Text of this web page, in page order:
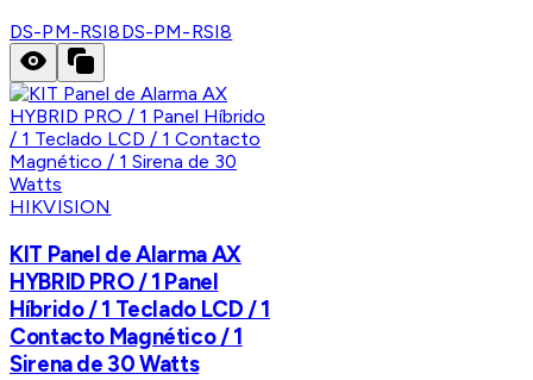
DS-PM-RSI8DS-PM-RSI8
HIKVISION
KIT Panel de Alarma AX
HYBRID PRO / 1 Panel
Híbrido / 1 Teclado LCD / 1
Contacto Magnético / 1
Sirena de 30 Watts